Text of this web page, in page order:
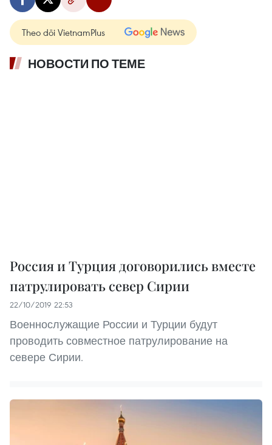
Theo dõi VietnamPlus
НОВОСТИ ПО ТЕМЕ
Россия и Турция договорились вместе
патрулировать север Сирии
22/10/2019 22:53
Военнослужащие России и Турции будут
проводить совместное патрулирование на
севере Сирии.